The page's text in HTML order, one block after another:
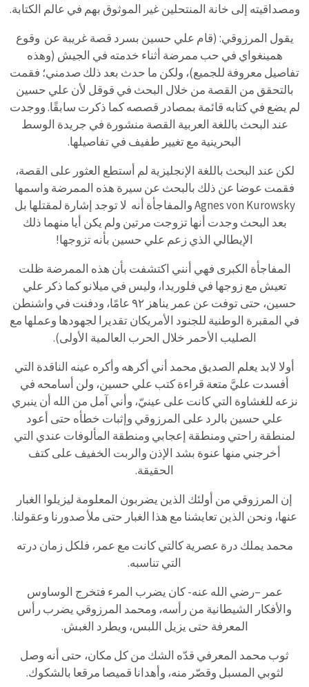
ومصداقيته إلى خانة المنتحلين غير الموثوق بهم في عالم الكتابة.
يقول المرزوقي: (قام علي حسين بسرد قصة غريبة عن وقوع
همينغواي في حب ممرضة أثناء خدمته في الجيش (وهذه
تفاصيل معروفة للجميع)، ولكن ما حدث بعد ذلك صدمني؛ فقمت
بالتحقق من القصة من خلال البحث في قوقل لأن علي حسين
لم يضع في كتابه قائمة بمصادر قصصه كما ذكرت سابقًا. ووجدت
عند البحث باللغة العربية القصة منشورة في جريدة الوسط
البحرينية مع تغيير طفيف في تفاصيلها.
لكن عند البحث باللغة الإنجليزية لم أستطع العثور على القصة،
فقمت عوضا عن ذلك بالبحث عن سيرة هذه الممرضة واسمها
Agnes von Kurowsky والمفاجأة أنه لا توجد إشارة لمقتلها بل
بعد البحث وجدت أنها تزوجت مرتين ولم يكن أيا منهما ذلك
الإيطالي الذي زعم علي حسين بأنه تزوجها!
المفاجأة الكبرى فهي أنني اكتشفت بأن هذه الممرضة ظلت
تعيش مع زوجها في فلوريدا، وليس في ميلانو كما ذكر علي
حسين، حتى توفت عن عمر يناهز ٩٢ عامًا، ودفنت في واشنطن
في المقبرة الوطنية للجنود الأمريكان تقديرا لجهودها وعملها مع
الصليب الأحمر خلال الحرب العالمية الأولى).
أولا لابد يعلم الصديق محمد أني أكرهه وأكره عينه الناقدة التي
أفسدت عليَّ متعة قراءة كتب علي حسين، ولن أسامحه في
نزعه للغشاوة التي كانت على عينيّ، وأني آمل من الله أن ينبري
علي حسين بالرد على المرزوقي وإثبات خطأه حتى أعود
لمنطقة راحتي ومنطقة إعجابي ومنطقة المألوفات عندي التي
أخرجني منها عنوة بشد الإذن والربت الخفيف على كتف
الحقيقة.
إن المرزوقي من أولئك الذين يضربون المعلومة ليزيلوا الغبار
عنها، ونحن الذين تعايشنا مع هذا الغبار حتى ملأ صدورنا وعقولنا.
محمد يملك درة عصرية كالتي كانت مع عمر، فلكل زمان درته
التي تناسبه.
عمر –رضي الله عنه- كان يضرب المرء فتخرج الوساوس
والأفكار الشيطانية من رأسه، ومحمد المرزوقي يضرب رأس
المعرفة حتى يزيل اللبس، ويطرد الغبش.
ثوب محمد المعرفي قدّه الشك من كل مكان، حتى أنه وصل
لثوبي المسبل وقصّر منه، وأهدانا قميصا مرقعا بالشكوك.